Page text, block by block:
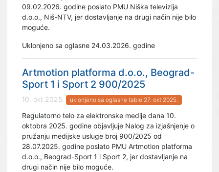
09.02.2026. godine poslato PMU Niška televizija
d.o.o., Niš-NTV, jer dostavljanje na drugi način nije bilo
moguće.
Uklonjeno sa oglasne 24.03.2026. godine
Artmotion platforma d.o.o., Beograd-
Sport 1 i Sport 2 900/2025
10. okt 2025. uklonjeno sa oglasne table 27. okt 2025.
Regulatorno telo za elektronske medije dana 10.
oktobra 2025. godine objavljuje Nalog za izjašnjenje o
pružanju medijske usluge broj 900/2025 od
28.07.2025. godine poslato PMU Artmotion platforma
d.o.o., Beograd-Sport 1 i Sport 2, jer dostavljanje na
drugi način nije bilo moguće.